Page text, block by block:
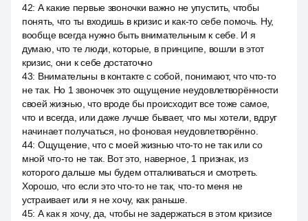
42: А какие первые звоночки важно не упустить, чтобы
понять, что ты входишь в кризис и как-то себе помочь. Ну,
вообще всегда нужно быть внимательным к себе. И я
думаю, что те люди, которые, в принципе, вошли в этот
кризис, они к себе достаточно
43: Внимательны в контакте с собой, понимают, что что-то
не так. Но 1 звоночек это ощущение неудовлетворённости
своей жизнью, что вроде бы происходит все тоже самое,
что и всегда, или даже лучше бывает, что мы хотели, вдруг
начинает получаться, но фоновая неудовлетворённо.
44: Ощущение, что с моей жизнью что-то не так или со
мной что-то не так. Вот это, наверное, 1 признак, из
которого дальше мы будем отталкиваться и смотреть.
Хорошо, что если это что-то не так, что-то меня не
устраивает или я не хочу, как раньше.
45: А как я хочу, да, чтобы не задержаться в этом кризисе